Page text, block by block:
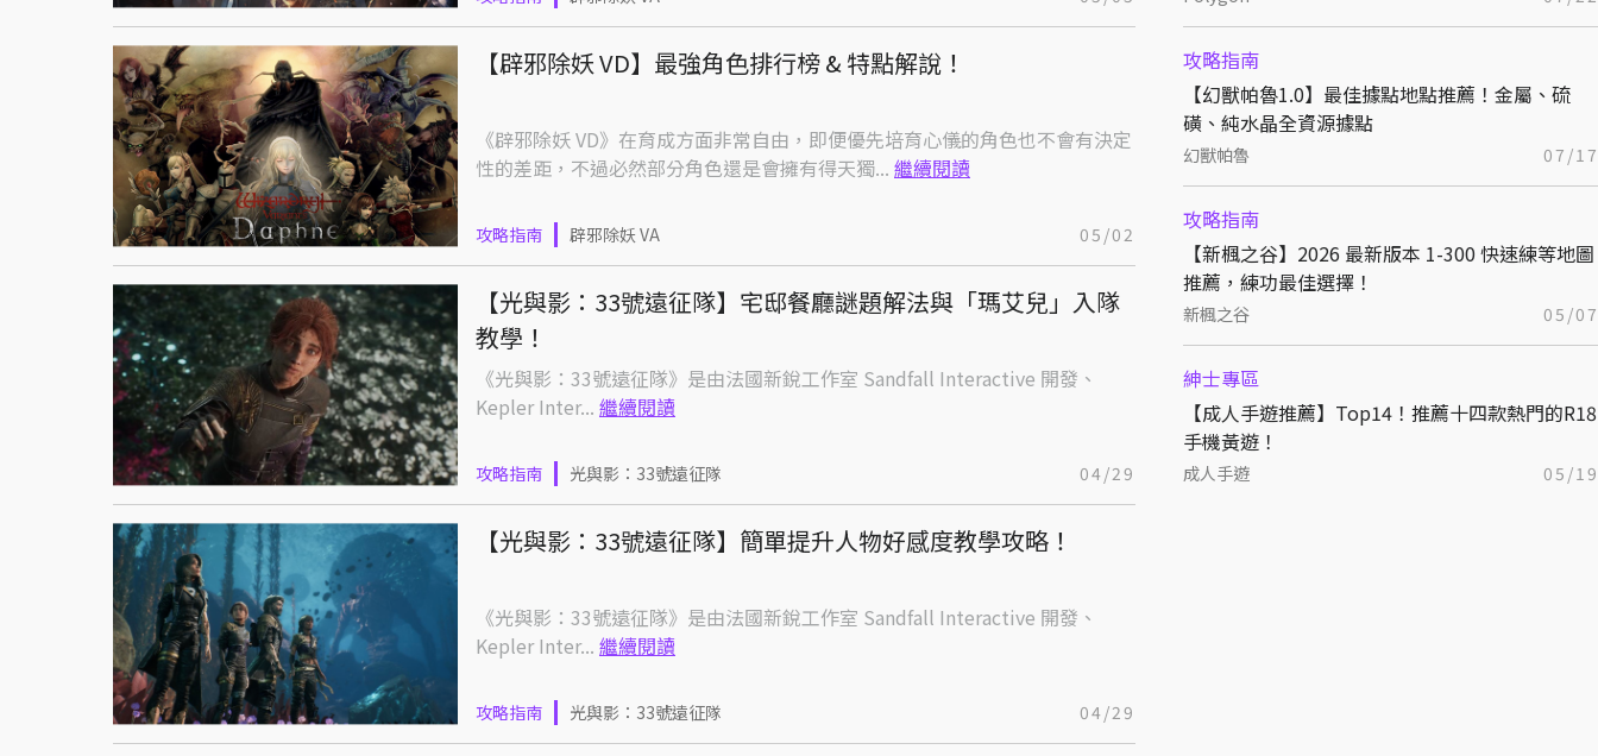
攻略指南
【幻獸帕魯1.0】最佳據點地點推薦！金屬、硫
磺、純水晶全資源據點
幻獸帕魯 07/17
攻略指南
【新楓之谷】2026 最新版本 1-300 快速練等地圖
推薦，練功最佳選擇！
新楓之谷 05/07
紳士專區
【成人手遊推薦】Top14！推薦十四款熱門的R18
手機黃遊！
成人手遊 05/19
【辟邪除妖 VD】最強角色排行榜 & 特點解說！
《辟邪除妖 VD》在育成方面非常自由，即便優先培育心儀的角色也不會有決定
性的差距，不過必然部分角色還是會擁有得天獨... 繼續閱讀
攻略指南 辟邪除妖 VA 05/02
【光與影：33號遠征隊】宅邸餐廳謎題解法與「瑪艾兒」入隊
教學！
《光與影：33號遠征隊》是由法國新銳工作室 Sandfall Interactive 開發、
Kepler Inter... 繼續閱讀
攻略指南 光與影：33號遠征隊 04/29
【光與影：33號遠征隊】簡單提升人物好感度教學攻略！
《光與影：33號遠征隊》是由法國新銳工作室 Sandfall Interactive 開發、
Kepler Inter... 繼續閱讀
攻略指南 光與影：33號遠征隊 04/29